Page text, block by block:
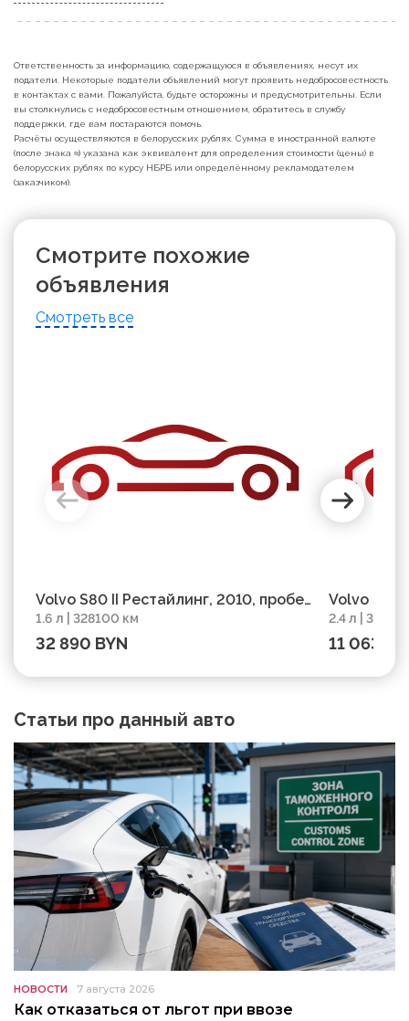
Ответственность за информацию, содержащуюся в объявлениях, несут их
податели. Некоторые податели объявлений могут проявить недобросовестность
в контактах с вами. Пожалуйста, будьте осторожны и предусмотрительны. Если
вы столкнулись с недобросовестным отношением, обратитесь в службу
поддержки, где вам постараются помочь.
Расчёты осуществляются в белорусских рублях. Сумма в иностранной валюте
(после знака ≈) указана как эквивалент для определения стоимости (цены) в
белорусских рублях по курсу НБРБ или определённому рекламодателем
(заказчиком).
Смотрите похожие
объявления
Смотреть все
Volvo S80 II Рестайлинг, 2010, пробег
328100 км
1.6 л | 328100 км
32 890 BYN
Volvo S80
2.4 л |
11 063
Статьи про данный авто
НОВОСТИ 7 августа 2026
Как отказаться от льгот при ввозе